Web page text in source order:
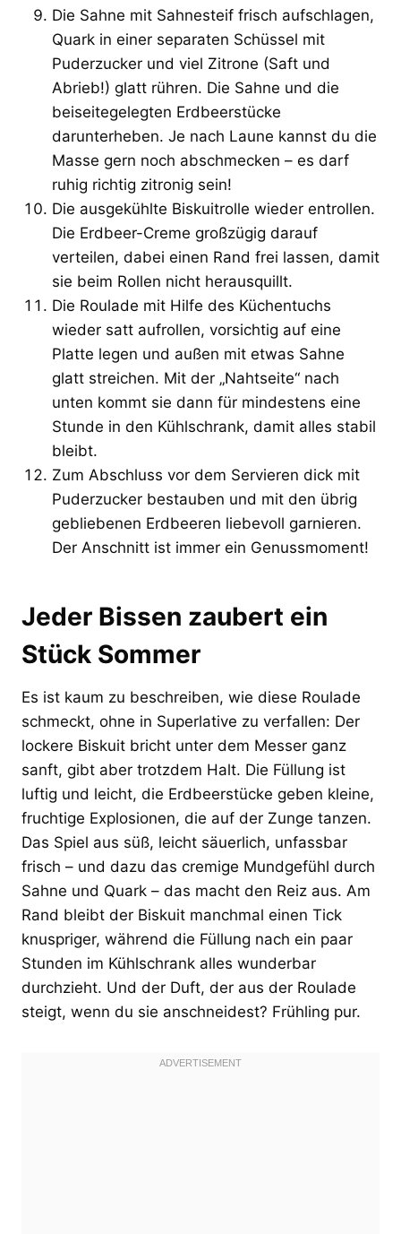
Die Sahne mit Sahnesteif frisch aufschlagen,
Quark in einer separaten Schüssel mit
Puderzucker und viel Zitrone (Saft und
Abrieb!) glatt rühren. Die Sahne und die
beiseitegelegten Erdbeerstücke
darunterheben. Je nach Laune kannst du die
Masse gern noch abschmecken – es darf
ruhig richtig zitronig sein!
Die ausgekühlte Biskuitrolle wieder entrollen.
Die Erdbeer-Creme großzügig darauf
verteilen, dabei einen Rand frei lassen, damit
sie beim Rollen nicht herausquillt.
Die Roulade mit Hilfe des Küchentuchs
wieder satt aufrollen, vorsichtig auf eine
Platte legen und außen mit etwas Sahne
glatt streichen. Mit der „Nahtseite“ nach
unten kommt sie dann für mindestens eine
Stunde in den Kühlschrank, damit alles stabil
bleibt.
Zum Abschluss vor dem Servieren dick mit
Puderzucker bestauben und mit den übrig
gebliebenen Erdbeeren liebevoll garnieren.
Der Anschnitt ist immer ein Genussmoment!
Jeder Bissen zaubert ein
Stück Sommer
Es ist kaum zu beschreiben, wie diese Roulade
schmeckt, ohne in Superlative zu verfallen: Der
lockere Biskuit bricht unter dem Messer ganz
sanft, gibt aber trotzdem Halt. Die Füllung ist
luftig und leicht, die Erdbeerstücke geben kleine,
fruchtige Explosionen, die auf der Zunge tanzen.
Das Spiel aus süß, leicht säuerlich, unfassbar
frisch – und dazu das cremige Mundgefühl durch
Sahne und Quark – das macht den Reiz aus. Am
Rand bleibt der Biskuit manchmal einen Tick
knuspriger, während die Füllung nach ein paar
Stunden im Kühlschrank alles wunderbar
durchzieht. Und der Duft, der aus der Roulade
steigt, wenn du sie anschneidest? Frühling pur.